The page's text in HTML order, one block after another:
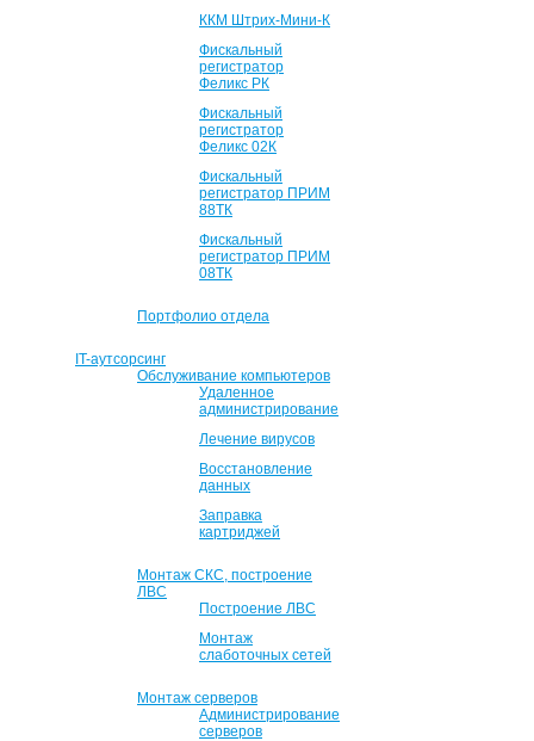
ККМ Штрих-Мини-К
Фискальный
регистратор
Феликс РК
Фискальный
регистратор
Феликс 02К
Фискальный
регистратор ПРИМ
88ТК
Фискальный
регистратор ПРИМ
08ТК
Портфолио отдела
IT-аутсорсинг
Обслуживание компьютеров
Удаленное
администрирование
Лечение вирусов
Восстановление
данных
Заправка
картриджей
Монтаж СКС, построение
ЛВС
Построение ЛВС
Монтаж
слаботочных сетей
Монтаж серверов
Администрирование
серверов